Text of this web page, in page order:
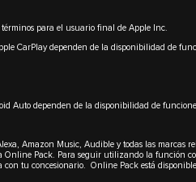
para el usuario final de Apple Inc.
CarPlay dependen de la disponibilidad de
Auto dependen de la disponibilidad de
Amazon Music, Audible y todas las
Pack. Para seguir utilizando la función
tu concesionario. Online Pack está disponible